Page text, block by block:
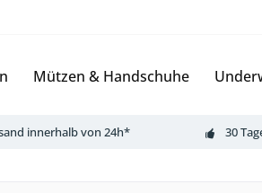
Mützen & Handschuhe
innerhalb von 24h* 30